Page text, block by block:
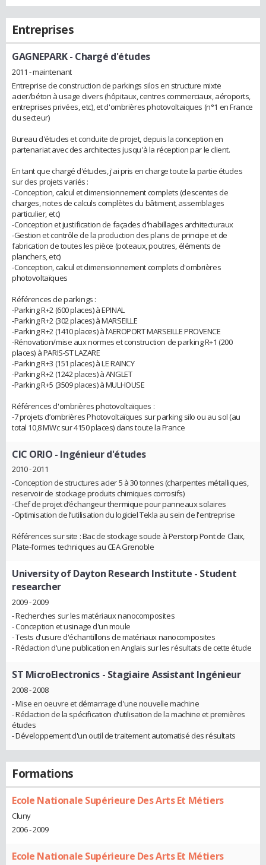
Entreprises
GAGNEPARK- Chargé d'études
2011 - maintenant
Entreprise de construction de parkings silos en structure mixte
acier/béton à usage divers (hôpitaux, centres commerciaux, aéroports,
entreprises privées, etc), et d'ombrières photovoltaiques (n°1 en France
du secteur)
Bureau d'études et conduite de projet, depuis la conception en
partenariat avec des architectes jusqu'à la réception par le client.
En tant que chargé d'études, j'ai pris en charge toute la partie études
sur des projets variés :
-Conception, calcul et dimensionnement complets (descentes de
charges, notes de calculs complètes du bâtiment, assemblages
particulier, etc)
-Conception et justification de façades d'habillages architecturaux
-Gestion et contrôle de la production des plans de principe et de
fabrication de toutes les pièce (poteaux, poutres, éléments de
planchers, etc)
-Conception, calcul et dimensionnement complets d'ombrières
photovoltaïques
Références de parkings :
-Parking R+2 (600 places) à EPINAL
-Parking R+2 (302 places) à MARSEILLE
-Parking R+2 (1410 places) à l’AEROPORT MARSEILLE PROVENCE
-Rénovation/mise aux normes et construction de parking R+1 (200
places) à PARIS-ST LAZARE
-Parking R+3 (151 places) à LE RAINCY
-Parking R+2 (1242 places) à ANGLET
-Parking R+5 (3509 places) à MULHOUSE
Références d'ombrières photovoltaïques :
-7 projets d’ombrières Photovoltaïques sur parking silo ou au sol (au
total 10,8 MWc sur 4150 places) dans toute la France
CIC ORIO - Ingénieur d'études
2010 - 2011
-Conception de structures acier 5 à 30 tonnes (charpentes métalliques,
reservoir de stockage produits chimiques corrosifs)
-Chef de projet d’échangeur thermique pour panneaux solaires
-Optimisation de l’utilisation du logiciel Tekla au sein de l'entreprise
Références sur site : Bac de stockage soude à Perstorp Pont de Claix,
Plate-formes techniques au CEA Grenoble
University of Dayton Research Institute - Student
researcher
2009 - 2009
- Recherches sur les matériaux nanocomposites
- Conception et usinage d'un moule
- Tests d'usure d'échantillons de matériaux nanocomposites
- Rédaction d'une publication en Anglais sur les résultats de cette étude
ST MicroElectronics - Stagiaire Assistant Ingénieur
2008 - 2008
- Mise en oeuvre et démarrage d'une nouvelle machine
- Rédaction de la spécification d'utilisation de la machine et premières
études
- Développement d'un outil de traitement automatisé des résultats
Formations
Ecole Nationale Supérieure Des Arts Et Métiers
Cluny
2006 - 2009
Ecole Nationale Supérieure Des Arts Et Métiers